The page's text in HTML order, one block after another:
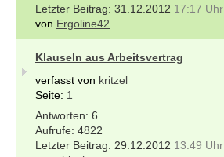
31.12.2012 17:17 Uhr
von Ergoline42
Klauseln aus Arbeitsvertrag
verfasst von kritzel
Seite: 1
6
4822
29.12.2012 13:49 Uhr